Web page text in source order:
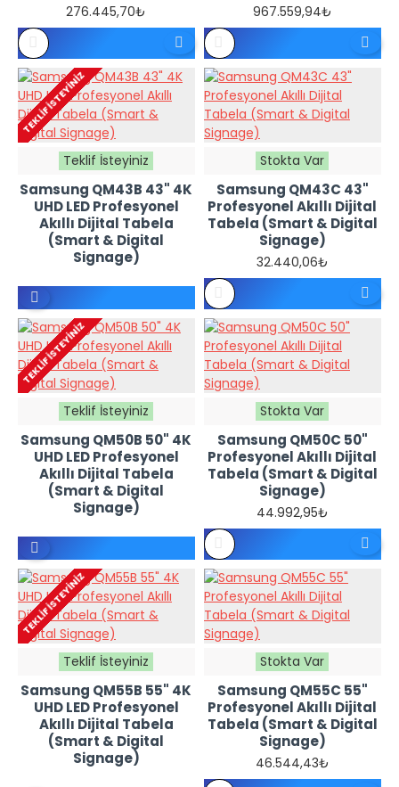
REFERANS
FIYATTIR -
276.445,70₺
REFERANS
FIYATTIR -
967.559,94₺
TEKLIF İSTEYINIZ
Teklif İsteyiniz
Samsung QM43B 43" 4K
UHD LED Profesyonel
Akıllı Dijital Tabela
(Smart & Digital
Signage)
TEKLIF
İSTEYINIZ
Stokta Var
Samsung QM43C 43"
Profesyonel Akıllı Dijital
Tabela (Smart & Digital
Signage)
32.440,06₺
TEKLIF İSTEYINIZ
Teklif İsteyiniz
Samsung QM50B 50" 4K
UHD LED Profesyonel
Akıllı Dijital Tabela
(Smart & Digital
Signage)
TEKLIF
İSTEYINIZ
Stokta Var
Samsung QM50C 50"
Profesyonel Akıllı Dijital
Tabela (Smart & Digital
Signage)
44.992,95₺
TEKLIF İSTEYINIZ
Teklif İsteyiniz
Samsung QM55B 55" 4K
UHD LED Profesyonel
Akıllı Dijital Tabela
(Smart & Digital
Signage)
Stokta Var
Samsung QM55C 55"
Profesyonel Akıllı Dijital
Tabela (Smart & Digital
Signage)
46.544,43₺